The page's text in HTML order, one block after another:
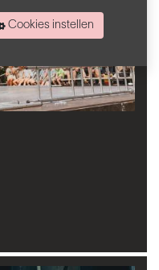
Cookies instellen